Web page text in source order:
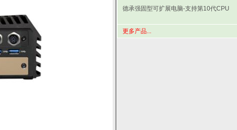
德承强固型可扩展电脑-支持第10代CPU
更多产品...